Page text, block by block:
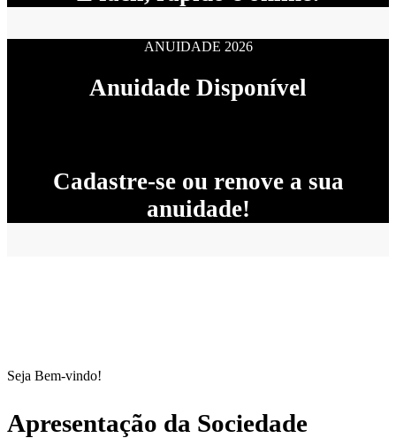
ANUIDADE 2026
Anuidade Disponível
Cadastre-se ou renove a sua
anuidade!
Seja Bem-vindo!
Apresentação da Sociedade